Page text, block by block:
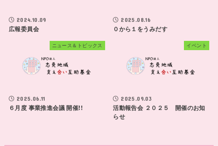
2024.10.09
広報委員会
2025.08.16
０から１をうみだす
ニュース＆トピックス
2025.06.11
６月度 事業推進会議 開催!!
イベント
2025.09.03
活動報告会 ２０２５ 開催のお知
らせ